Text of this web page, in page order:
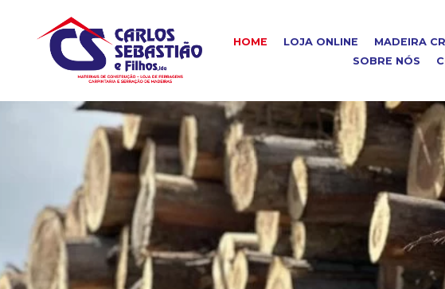
HOME LOJA ONLINE MADEIRA
SOBRE NÓS